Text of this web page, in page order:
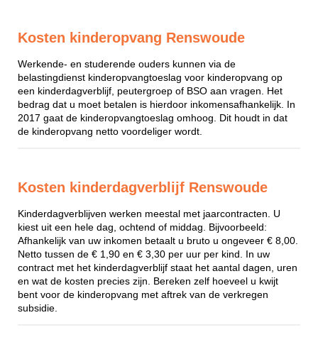
Kosten kinderopvang Renswoude
Werkende- en studerende ouders kunnen via de
belastingdienst kinderopvangtoeslag voor kinderopvang op
een kinderdagverblijf, peutergroep of BSO aan vragen. Het
bedrag dat u moet betalen is hierdoor inkomensafhankelijk. In
2017 gaat de kinderopvangtoeslag omhoog. Dit houdt in dat
de kinderopvang netto voordeliger wordt.
Kosten kinderdagverblijf Renswoude
Kinderdagverblijven werken meestal met jaarcontracten. U
kiest uit een hele dag, ochtend of middag. Bijvoorbeeld:
Afhankelijk van uw inkomen betaalt u bruto u ongeveer € 8,00.
Netto tussen de € 1,90 en € 3,30 per uur per kind. In uw
contract met het kinderdagverblijf staat het aantal dagen, uren
en wat de kosten precies zijn. Bereken zelf hoeveel u kwijt
bent voor de kinderopvang met aftrek van de verkregen
subsidie.